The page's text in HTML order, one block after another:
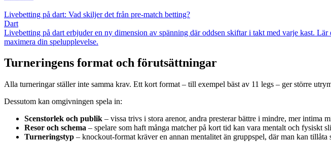
Livebetting på dart: Vad skiljer det från pre-match betting?
Dart
Livebetting på dart erbjuder en ny dimension av spänning där oddsen skiftar i takt med varje kast.
maximera din spelupplevelse.
Turneringens format och förutsättningar
Alla turneringar ställer inte samma krav. Ett kort format – till exempel bäst av 11 legs – ger större
Dessutom kan omgivningen spela in:
Scenstorlek och publik – vissa trivs i stora arenor, andra presterar bättre i mindre, mer intima
Resor och schema – spelare som haft många matcher på kort tid kan vara mentalt och fysiskt
Turneringstyp – knockout-format kräver en annan mentalitet än gruppspel, där man kan tillåta